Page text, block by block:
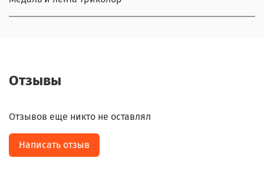
Отзывы
Отзывов еще никто не оставлял
Написать отзыв